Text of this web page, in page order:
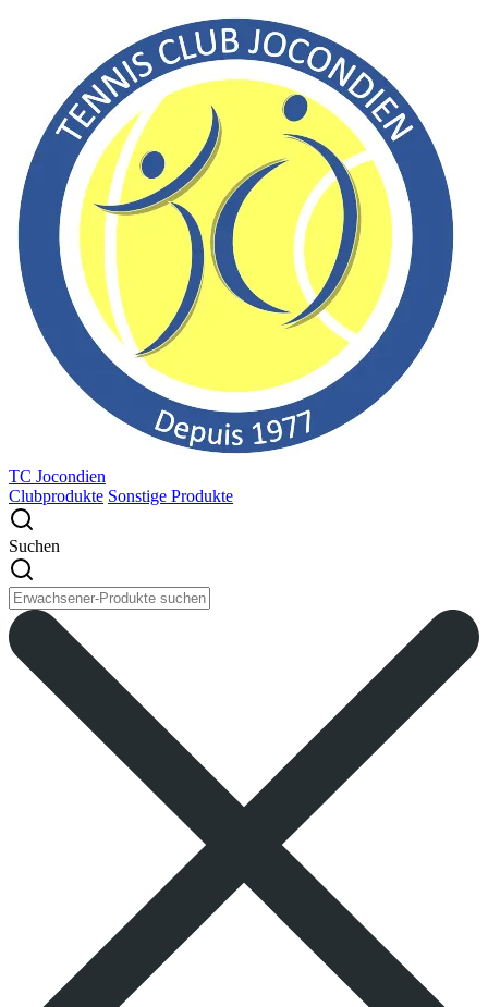
TC Jocondien
Clubprodukte Sonstige Produkte
Suchen